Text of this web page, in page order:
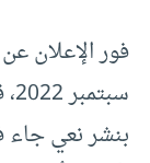
سبتمبر 2022، قام
بنشر نعي جاء